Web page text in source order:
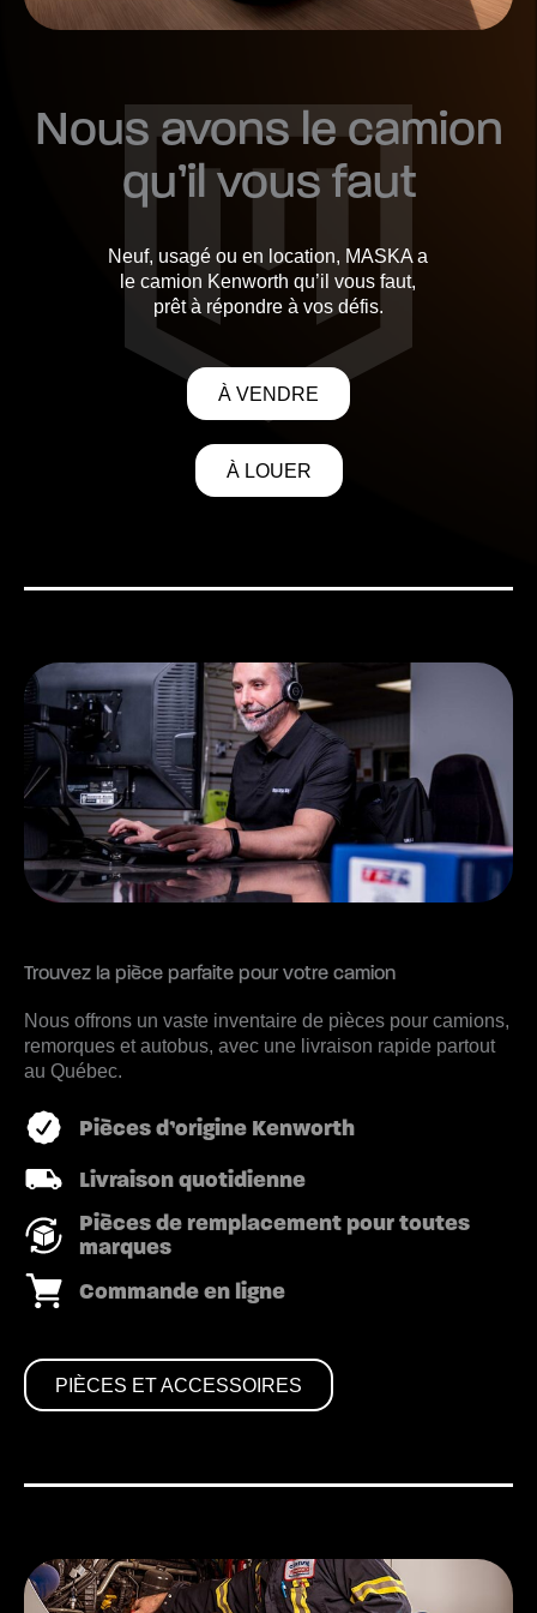
Nous avons le camion
qu’il vous faut
Neuf, usagé ou en location, MASKA a
le camion Kenworth qu’il vous faut,
prêt à répondre à vos défis.
À VENDRE
À LOUER
Trouvez la pièce parfaite pour votre camion
Nous offrons un vaste inventaire de pièces pour camions,
remorques et autobus, avec une livraison rapide partout
au Québec.
Pièces d’origine Kenworth
Livraison quotidienne
Pièces de remplacement pour toutes
marques
Commande en ligne
PIÈCES ET ACCESSOIRES